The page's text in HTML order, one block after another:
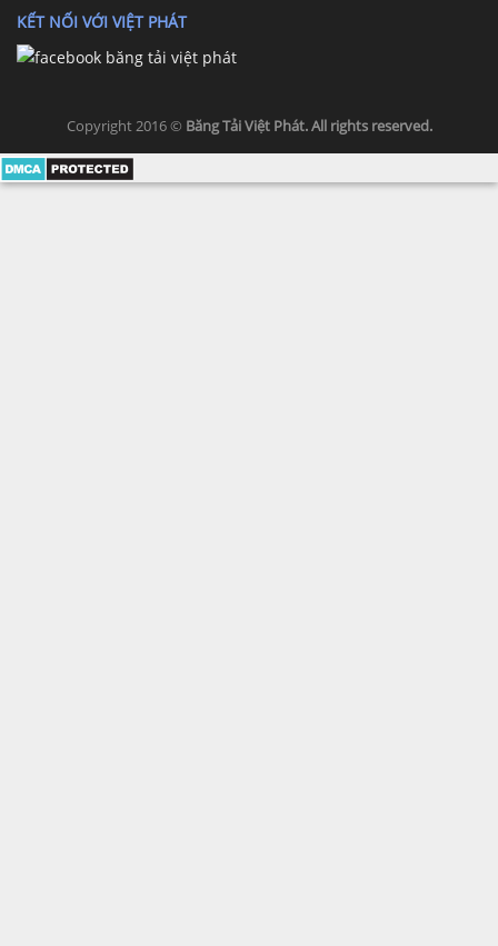
KẾT NỐI VỚI VIỆT PHÁT
Copyright 2016 © Băng Tải Việt Phát. All rights reserved.